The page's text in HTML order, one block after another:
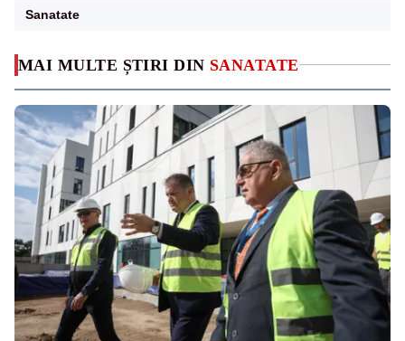
MAI MULTE ȘTIRI DIN SANATATE
Sanatate